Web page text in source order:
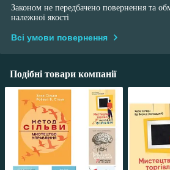
Законом не передбачено повернення та
належної якості
Всі умови повернення
Подібні товари компанії